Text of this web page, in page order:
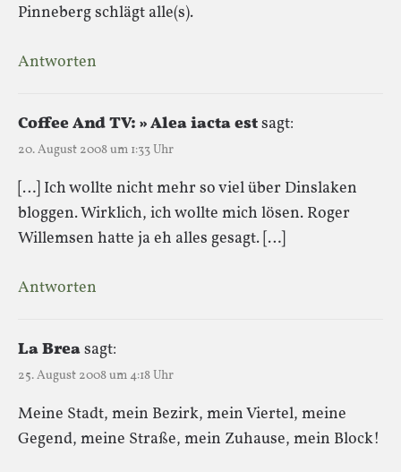
Pinneberg schlägt alle(s).
Antworten
Coffee And TV: » Alea iacta estsagt:
20. August 2008 um 1:33 Uhr
[…] Ich wollte nicht mehr so viel über Dinslaken
bloggen. Wirklich, ich wollte mich lösen. Roger
Willemsen hatte ja eh alles gesagt. […]
Antworten
La Breasagt:
25. August 2008 um 4:18 Uhr
Meine Stadt, mein Bezirk, mein Viertel, meine
Gegend, meine Straße, mein Zuhause, mein Block!